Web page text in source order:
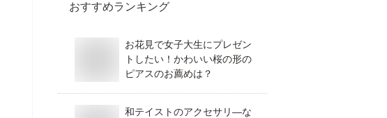
おすすめランキング
お花見で女子大生にプレゼン
トしたい！かわいい桜の形の
ピアスのお薦めは？
和テイストのアクセサリ―な